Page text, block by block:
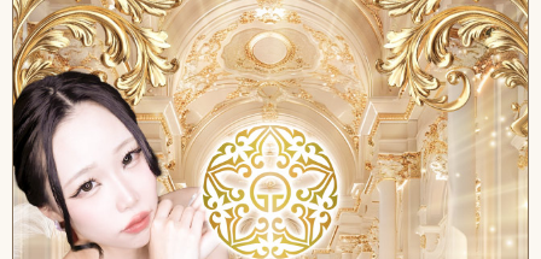
女の子ログイン
店舗ログイン
新規会員登録
関東 静岡
東海 関西
中四国 九州
沖縄 全国TOP